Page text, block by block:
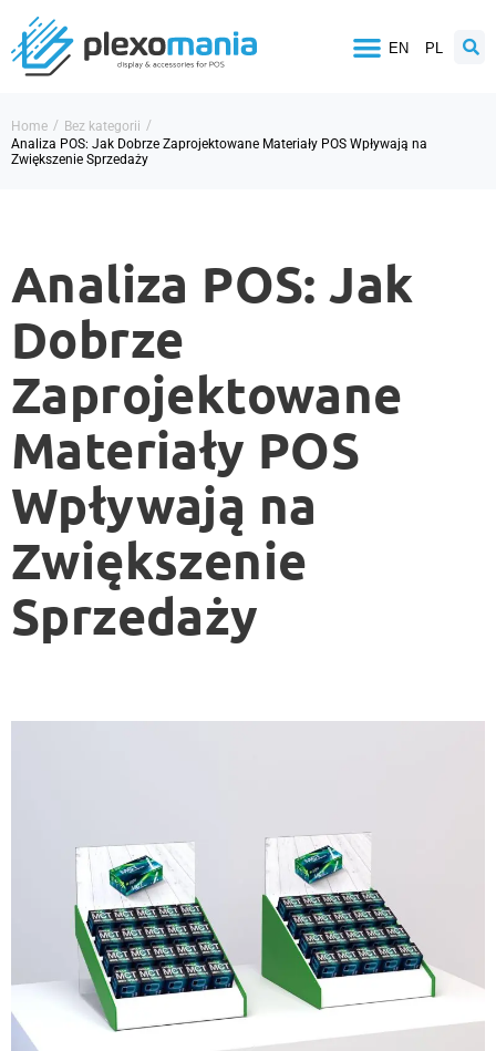
EN PL
Home / Bez kategorii /
Analiza POS: Jak Dobrze Zaprojektowane Materiały POS Wpływają na
Zwiększenie Sprzedaży
Analiza POS: Jak
Dobrze
Zaprojektowane
Materiały POS
Wpływają na
Zwiększenie
Sprzedaży